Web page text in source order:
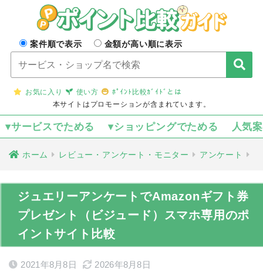
案件順で表示 金額が高い順に表示
お気に入り 使い方
ﾎﾟｲﾝﾄ比較ｶﾞｲﾄﾞとは
本サイトはプロモーションが含まれています。
▾サービスでためる ▾ショッピングでためる 人気
ホーム レビュー・アンケート・モニター アンケート
ジュエリーアンケートでAmazonギフト券
プレゼント（ビジュード）スマホ専用のポ
イントサイト比較
2021年8月8日 2026年8月8日